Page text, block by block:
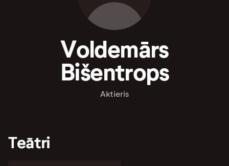
Voldemārs
Bišentrops
Aktieris
Teātri